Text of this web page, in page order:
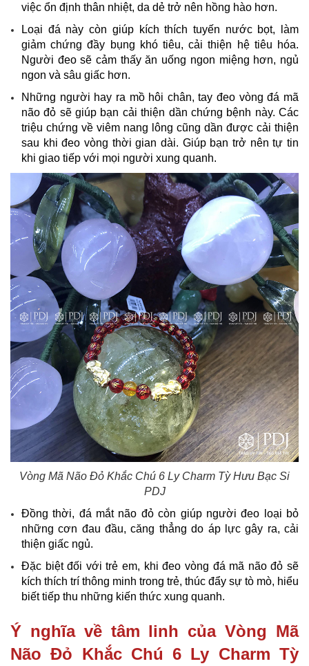
việc ổn định thân nhiệt, da dẻ trở nên hồng hào hơn.
Loại đá này còn giúp kích thích tuyến nước bọt, làm
giảm chứng đầy bụng khó tiêu, cải thiện hệ tiêu hóa.
Người đeo sẽ cảm thấy ăn uống ngon miệng hơn, ngủ
ngon và sâu giấc hơn.
Những người hay ra mồ hôi chân, tay đeo vòng đá mã
não đỏ sẽ giúp bạn cải thiện dần chứng bệnh này. Các
triệu chứng về viêm nang lông cũng dần được cải thiện
sau khi đeo vòng thời gian dài. Giúp bạn trở nên tự tin
khi giao tiếp với mọi người xung quanh.
Vòng Mã Não Đỏ Khắc Chú 6 Ly Charm Tỳ Hưu Bạc Si
PDJ
Đồng thời, đá mắt não đỏ còn giúp người đeo loại bỏ
những cơn đau đầu, căng thẳng do áp lực gây ra, cải
thiện giấc ngủ.
Đặc biệt đối với trẻ em, khi đeo vòng đá mã não đỏ sẽ
kích thích trí thông minh trong trẻ, thúc đẩy sự tò mò, hiểu
biết tiếp thu những kiến thức xung quanh.
Ý nghĩa về tâm linh của Vòng Mã
Não Đỏ Khắc Chú 6 Ly Charm Tỳ